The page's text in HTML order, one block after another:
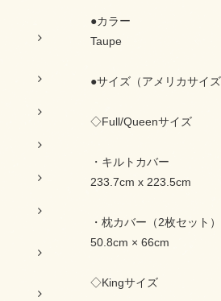
●カラー
Taupe
●サイズ（アメリカサイズ
◇Full/Queenサイズ
・キルトカバー
233.7cm x 223.5cm
・枕カバー（2枚セット）
50.8cm × 66cm
◇Kingサイズ